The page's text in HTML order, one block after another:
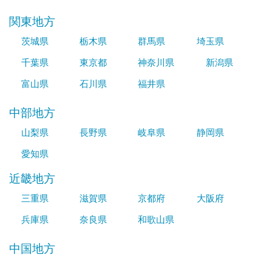
関東地方
茨城県 栃木県 群馬県
埼玉県
千葉県
東京都 神奈川県
新潟県
富山県
石川県 福井県
中部地方
山梨県 長野県 岐阜県
静岡県
愛知県
近畿地方
三重県 滋賀県 京都府
大阪府
兵庫県
奈良県 和歌山県
中国地方